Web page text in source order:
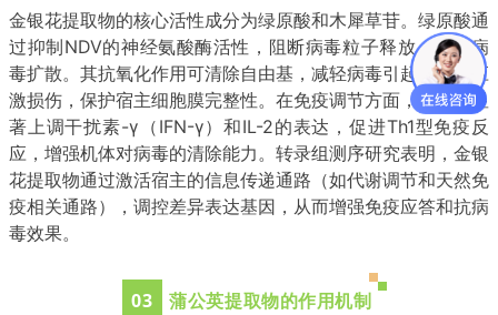
金银花提取物的核心活性成分为绿原酸和木犀草苷。绿原酸通
过抑制NDV的神经氨酸酶活性，阻断病毒粒子释放，减少病
毒扩散。其抗氧化作用可清除自由基，减轻病毒引起的氧化应
激损伤，保护宿主细胞膜完整性。在免疫调节方面，金银花显
著上调干扰素-γ（IFN-γ）和IL-2的表达，促进Th1型免疫反
应，增强机体对病毒的清除能力。转录组测序研究表明，金银
花提取物通过激活宿主的信息传递通路（如代谢调节和天然免
疫相关通路），调控差异表达基因，从而增强免疫应答和抗病
毒效果。
03 蒲公英提取物的作用机制